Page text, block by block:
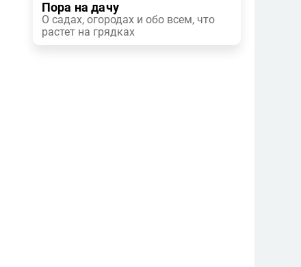
Пора на дачу
О садах, огородах и обо всем, что
растет на грядках